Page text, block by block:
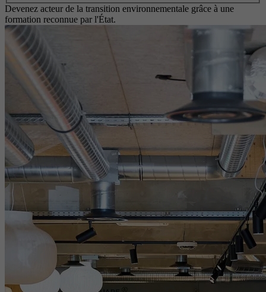
Devenez acteur de la transition environnementale grâce à une
formation reconnue par l'État.